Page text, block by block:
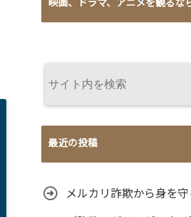
映画、ドラマ、アニメを観るな
最近の投稿
メルカリ詐欺から身を